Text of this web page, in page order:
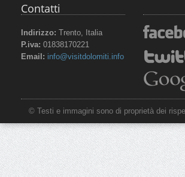
Contatti
Indirizzo: Trento, Italia
P.iva: 01838170221
Email: info@visitdolomiti.info
© Testi e immagini sono di proprietà dei